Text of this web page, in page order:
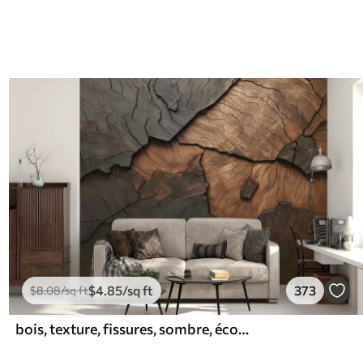
$8.08/sq ft$4.85/sq ft 373
bois, texture, fissures, sombre, écorce, surface